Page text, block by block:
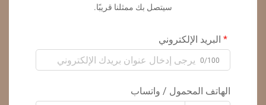
سيتصل بك ممثلنا قريبًا.
البريد الإلكتروني
0/100
الهاتف المحمول / واتساب